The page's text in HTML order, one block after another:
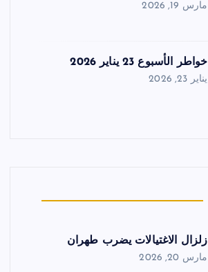
مارس 19, 2026
خواطر الأسبوع 23 يناير 2026
يناير 23, 2026
زلزال الاغتيالات يضرب طهران
مارس 20, 2026